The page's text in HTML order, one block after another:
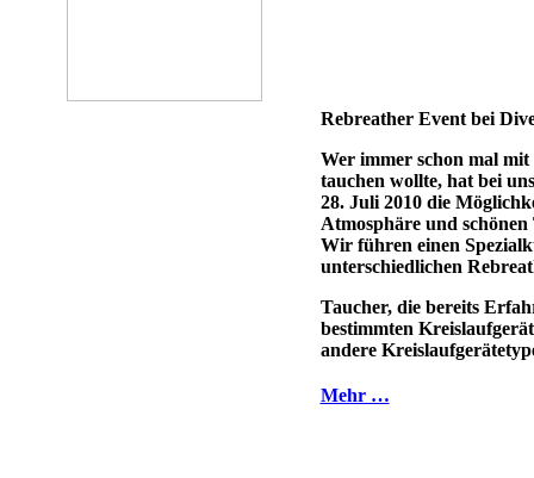
Rebreather Event bei
Wer immer schon mal
tauchen wollte, hat bei
28. Juli 2010 die
Atmosphäre und
Wir führen einen
unterschiedlichen
Taucher, die bereits
bestimmten
andere
Mehr …